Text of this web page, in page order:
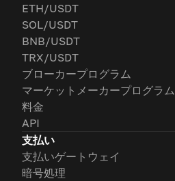
ETH/USDT
SOL/USDT
BNB/USDT
TRX/USDT
ブローカープログラム
マーケットメーカープログラム
料金
API
支払い
支払いゲートウェイ
暗号処理